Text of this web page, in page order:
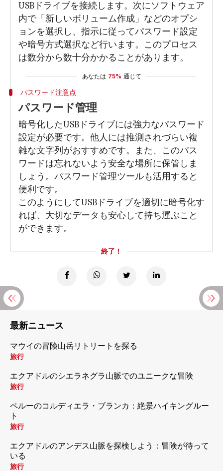
USBドライブを接続します。次にソフトウェア
内で「新しいボリューム作成」などのオプシ
ョンを選択し、指示に従ってパスワード設定
や暗号方式選択など行います。このプロセス
は数分から数十分かかることがあります。
あなたは 75% 通じて
パスワード注意点
パスワード管理
暗号化したUSBドライブには強力なパスワード
設定が必要です。他人には推測されづらい複
雑な文字列がおすすめです。また、このパス
ワードは忘れないよう安全な場所に保管しま
しょう。パスワード管理ツールも活用すると
便利です。
このようにしてUSBドライブを適切に暗号化す
れば、大切なデータも安心して持ち運ぶこと
ができます。
終了！
最新ニュース
マウイの冒険山岳リトリートを探る
旅行
エクアドルのシエラネグラ山脈でのユニークな冒険
旅行
ペルーのコルディエラ・ブランカ：絶景ハイキングルー
ト
旅行
エクアドルのアンデス山脈を探検しよう：冒険が待って
いる
旅行